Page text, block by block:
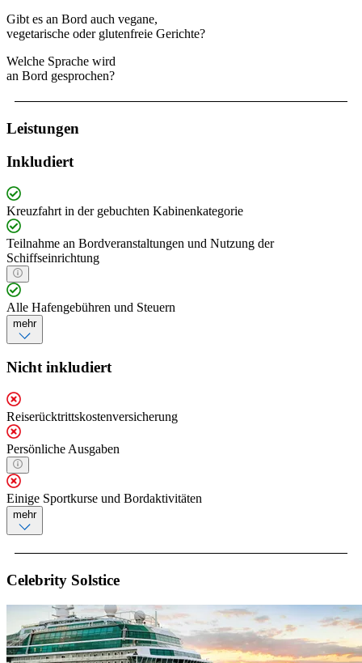
Gibt es an Bord auch vegane,
vegetarische oder glutenfreie Gerichte?
Welche Sprache wird
an Bord gesprochen?
Leistungen
Inkludiert
Kreuzfahrt in der gebuchten Kabinenkategorie
Teilnahme an Bordveranstaltungen und Nutzung der
Schiffseinrichtung
Alle Hafengebühren und Steuern
mehr
Nicht inkludiert
Reiserücktrittskostenversicherung
Persönliche Ausgaben
Einige Sportkurse und Bordaktivitäten
mehr
Celebrity Solstice